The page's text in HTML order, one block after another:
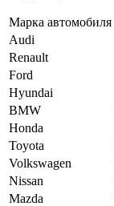
Марка автомобиля
Audi
Renault
Ford
Hyundai
BMW
Honda
Toyota
Volkswagen
Nissan
Mazda